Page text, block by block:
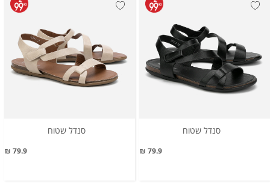
סנדל שטוח
79.9 ₪
סנדל שטוח
79.9 ₪